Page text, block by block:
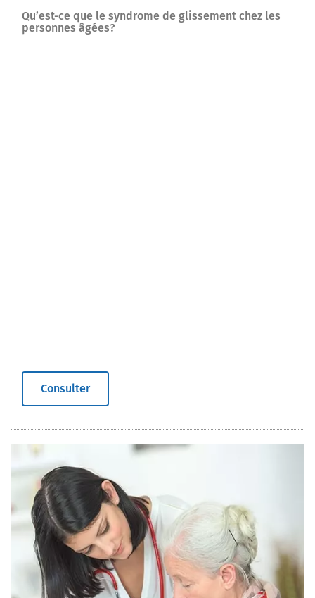
Qu’est-ce que le syndrome de glissement chez les
personnes âgées?
Consulter